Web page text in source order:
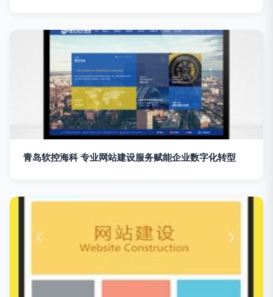
青岛软控海科 专业网站建设服务赋能企业数字化转型